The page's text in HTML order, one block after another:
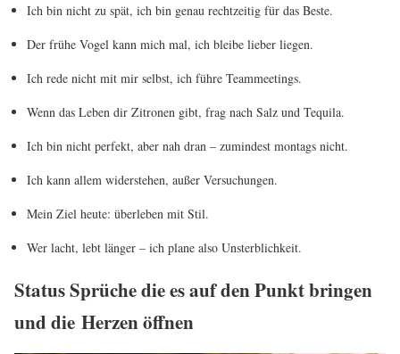
Ich bin nicht zu spät, ich bin genau rechtzeitig für das Beste.
Der frühe Vogel kann mich mal, ich bleibe lieber liegen.
Ich rede nicht mit mir selbst, ich führe Teammeetings.
Wenn das Leben dir Zitronen gibt, frag nach Salz und Tequila.
Ich bin nicht perfekt, aber nah dran – zumindest montags nicht.
Ich kann allem widerstehen, außer Versuchungen.
Mein Ziel heute: überleben mit Stil.
Wer lacht, lebt länger – ich plane also Unsterblichkeit.
Status Sprüche die es auf den Punkt bringen
und die Herzen öffnen